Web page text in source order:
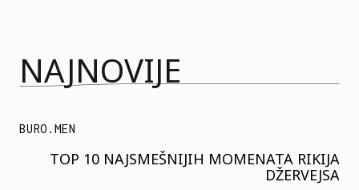
NAJNOVIJE
BURO.MEN
TOP 10 NAJSMEŠNIJIH MOMENATA RIKIJA
DŽERVEJSA